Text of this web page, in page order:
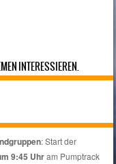
INTERESSIEREN.
: Start der
9:45 Uhram Pumptrack